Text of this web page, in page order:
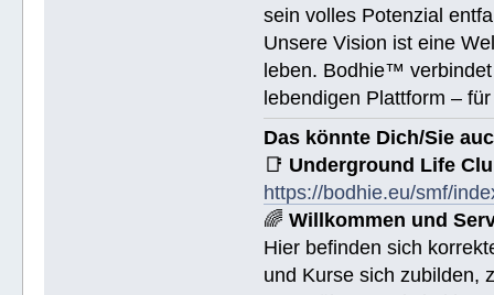
sein volles Potenzial
Unsere Vision ist eine
leben. Bodhie™
lebendigen Plattform –
Das könnte Dich/Sie
📑 Underground Life
https://bodhie.eu/smf/
🌈Willkommen und
Hier befinden sich
und Kurse sich zubilden,